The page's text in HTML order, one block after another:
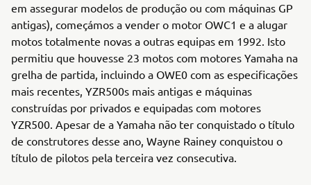
em assegurar modelos de produção ou com máquinas GP
antigas), começámos a vender o motor OWC1 e a alugar
motos totalmente novas a outras equipas em 1992. Isto
permitiu que houvesse 23 motos com motores Yamaha na
grelha de partida, incluindo a OWE0 com as especificações
mais recentes, YZR500s mais antigas e máquinas
construídas por privados e equipadas com motores
YZR500. Apesar de a Yamaha não ter conquistado o título
de construtores desse ano, Wayne Rainey conquistou o
título de pilotos pela terceira vez consecutiva.